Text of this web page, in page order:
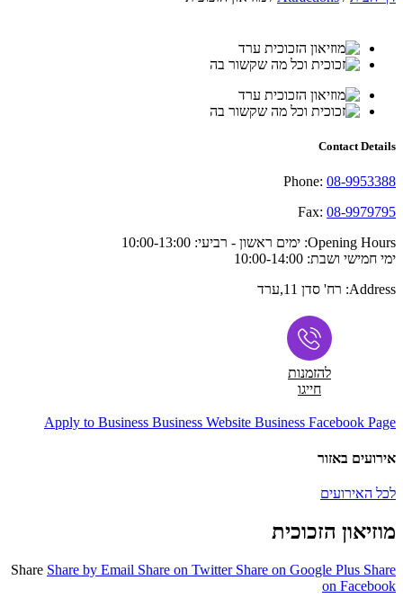
Contact Details
Phone: 08-9953388
Fax: 08-9979795
Opening Hours: ימים ראשון - רביעי: 10:00-13:00
ימי חמישי ושבת: 10:00-14:00
Address: רח' סדן 11,ערד
להזמנות
חייגו
Apply to Business Business Website Business Facebook Page
אירועים באזור
לכל האירועים
מוזיאון הזכוכית
Share Share by Email Share on Twitter Share on Google Plus Share
on Facebook